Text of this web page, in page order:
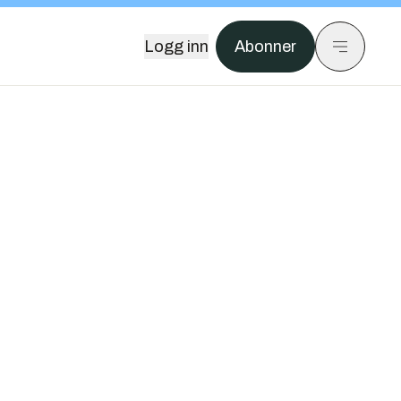
Logg inn Abonner